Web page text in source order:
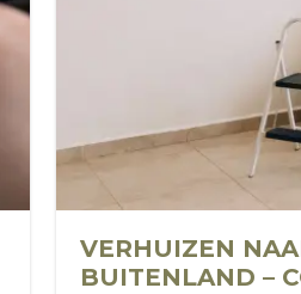
VERHUIZEN
BUITENLAND –